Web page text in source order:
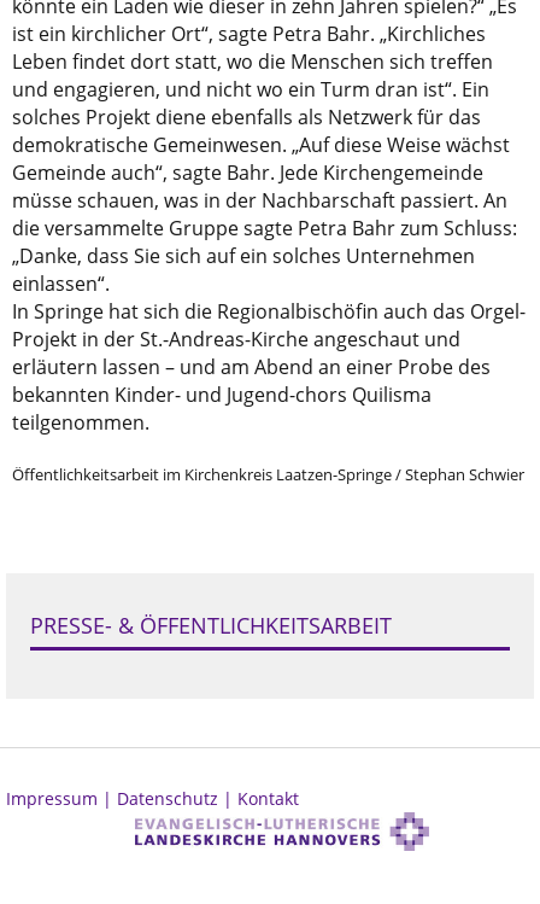
könnte ein Laden wie dieser in zehn Jahren spielen?“ „Es
ist ein kirchlicher Ort“, sagte Petra Bahr. „Kirchliches
Leben findet dort statt, wo die Menschen sich treffen
und engagieren, und nicht wo ein Turm dran ist“. Ein
solches Projekt diene ebenfalls als Netzwerk für das
demokratische Gemeinwesen. „Auf diese Weise wächst
Gemeinde auch“, sagte Bahr. Jede Kirchengemeinde
müsse schauen, was in der Nachbarschaft passiert. An
die versammelte Gruppe sagte Petra Bahr zum Schluss:
„Danke, dass Sie sich auf ein solches Unternehmen
einlassen“.
In Springe hat sich die Regionalbischöfin auch das Orgel-
Projekt in der St.-Andreas-Kirche angeschaut und
erläutern lassen – und am Abend an einer Probe des
bekannten Kinder- und Jugend-chors Quilisma
teilgenommen.
Öffentlichkeitsarbeit im Kirchenkreis Laatzen-Springe / Stephan Schwier
PRESSE- & ÖFFENTLICHKEITSARBEIT
Impressum | Datenschutz | Kontakt